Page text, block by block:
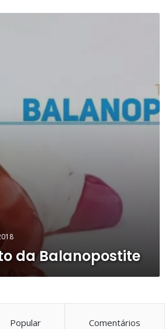
da Balanopostite
Popular Comentários